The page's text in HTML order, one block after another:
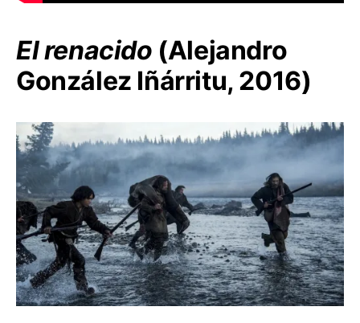
El renacido (Alejandro
González Iñárritu, 2016)